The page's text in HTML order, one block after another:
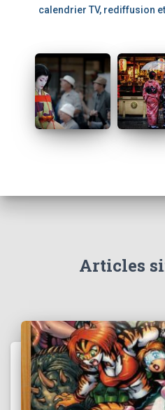
calendrier TV, rediffusion
Articles